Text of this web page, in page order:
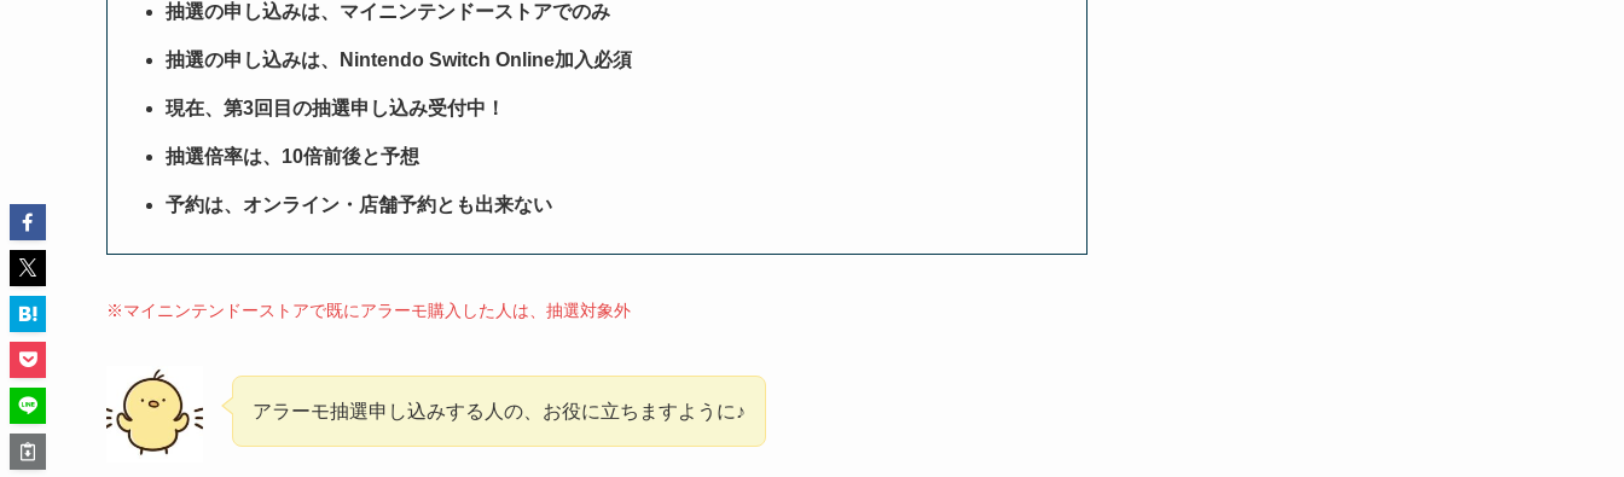
抽選の申し込みは、マイニンテンドーストアでのみ
抽選の申し込みは、Nintendo Switch Online加入必須
現在、第3回目の抽選申し込み受付中！
抽選倍率は、10倍前後と予想
予約は、オンライン・店舗予約とも出来ない
※マイニンテンドーストアで既にアラーモ購入した人は、抽選対象外
アラーモ抽選申し込みする人の、お役に立ちますように♪